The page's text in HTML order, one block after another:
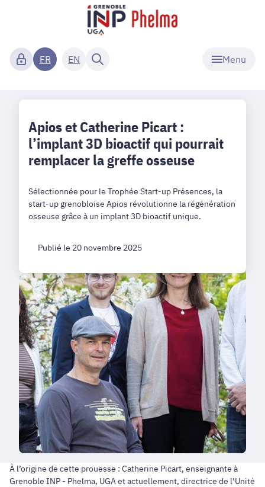
Menu
FR EN
Apios et Catherine Picart :
l’implant 3D bioactif qui pourrait
remplacer la greffe osseuse
Sélectionnée pour le Trophée Start-up Présences, la
start-up grenobloise Apios révolutionne la régénération
osseuse grâce à un implant 3D bioactif unique.
Publié le 20 novembre 2025
À l’origine de cette prouesse : Catherine Picart, enseignante à
Grenoble INP - Phelma, UGA et actuellement, directrice de l’Unité